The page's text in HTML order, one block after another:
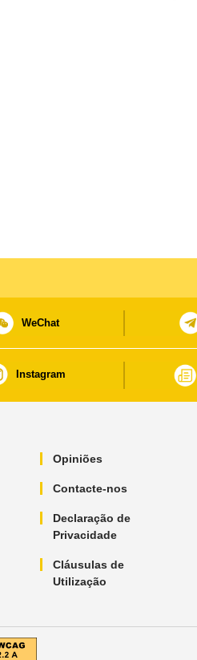
WeChat
Instagram
Opiniões
Contacte-nos
Declaração de
Privacidade
Cláusulas de
Utilização